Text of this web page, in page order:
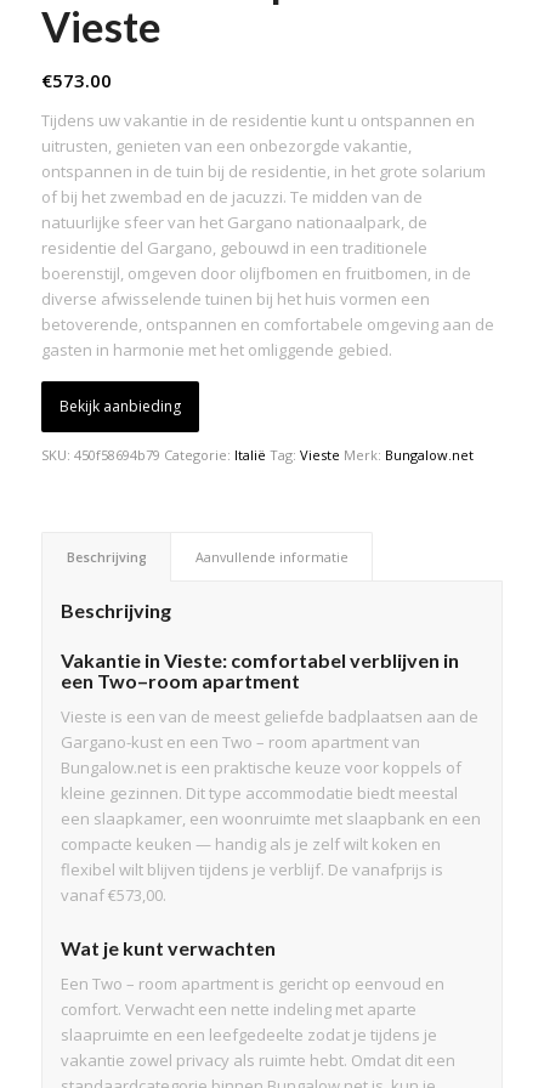
Vieste
€573.00
Tijdens uw vakantie in de residentie kunt u ontspannen en
uitrusten, genieten van een onbezorgde vakantie,
ontspannen in de tuin bij de residentie, in het grote solarium
of bij het zwembad en de jacuzzi. Te midden van de
natuurlijke sfeer van het Gargano nationaalpark, de
residentie del Gargano, gebouwd in een traditionele
boerenstijl, omgeven door olijfbomen en fruitbomen, in de
diverse afwisselende tuinen bij het huis vormen een
betoverende, ontspannen en comfortabele omgeving aan de
gasten in harmonie met het omliggende gebied.
Bekijk aanbieding
SKU: 450f58694b79 Categorie: Italië Tag: Vieste Merk: Bungalow.net
Beschrijving Aanvullende informatie
Beschrijving
Vakantie in Vieste: comfortabel verblijven in
een Two–room apartment
Vieste is een van de meest geliefde badplaatsen aan de
Gargano-kust en een Two – room apartment van
Bungalow.net is een praktische keuze voor koppels of
kleine gezinnen. Dit type accommodatie biedt meestal
een slaapkamer, een woonruimte met slaapbank en een
compacte keuken — handig als je zelf wilt koken en
flexibel wilt blijven tijdens je verblijf. De vanafprijs is
vanaf €573,00.
Wat je kunt verwachten
Een Two – room apartment is gericht op eenvoud en
comfort. Verwacht een nette indeling met aparte
slaapruimte en een leefgedeelte zodat je tijdens je
vakantie zowel privacy als ruimte hebt. Omdat dit een